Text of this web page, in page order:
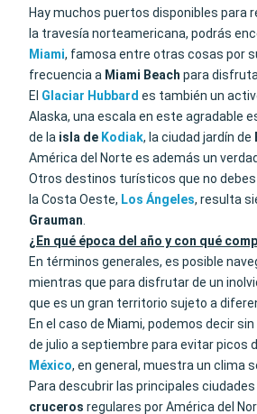
Hay muchos puertos disponibles para
la travesía norteamericana, podrás
Miami, famosa entre otras cosas por
frecuencia a Miami Beach para
El Glaciar Hubbard es también un
Alaska, una escala en este agradable
de la isla de Kodiak, la ciudad jardín de
América del Norte es además un
Otros destinos turísticos que no
la Costa Oeste, Los Ángeles, resulta
Grauman
¿En qué época del año y con qué
En términos generales, es posible
mientras que para disfrutar de un
que es un gran territorio sujeto a
En el caso de Miami, podemos decir
de julio a septiembre para evitar picos
México, en general, muestra un clima
Para descubrir las principales
cruceros regulares por América del